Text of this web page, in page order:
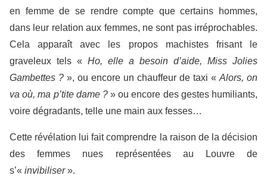
en femme de se rendre compte que certains hommes,
dans leur relation aux femmes, ne sont pas irréprochables.
Cela apparaît avec les propos machistes frisant le
graveleux tels « Ho, elle a besoin d’aide, Miss Jolies
Gambettes ? », ou encore un chauffeur de taxi « Alors, on
va où, ma p’tite dame ?» ou encore des gestes humiliants,
voire dégradants, telle une main aux fesses…
Cette révélation lui fait comprendre la raison de la décision
des femmes nues représentées au Louvre de
s’« invibiliser».